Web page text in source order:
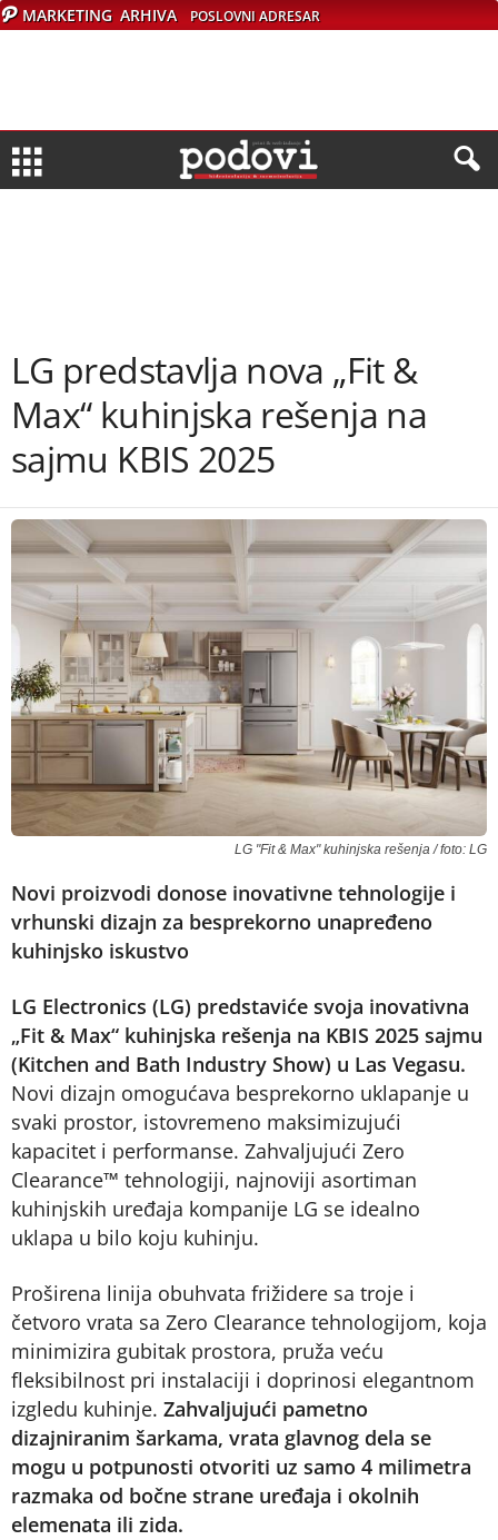
MARKETING ARHIVA POSLOVNI ADRESAR
LG predstavlja nova „Fit &
Max“ kuhinjska rešenja na
sajmu KBIS 2025
LG "Fit & Max" kuhinjska rešenja / foto: LG
Novi proizvodi donose inovativne tehnologije i
vrhunski dizajn za besprekorno unapređeno
kuhinjsko iskustvo
LG Electronics (LG) predstaviće svoja inovativna
„Fit & Max“ kuhinjska rešenja na KBIS 2025 sajmu
(Kitchen and Bath Industry Show) u Las Vegasu.
Novi dizajn omogućava besprekorno uklapanje u
svaki prostor, istovremeno maksimizujući
kapacitet i performanse. Zahvaljujući Zero
Clearance™ tehnologiji, najnoviji asortiman
kuhinjskih uređaja kompanije LG se idealno
uklapa u bilo koju kuhinju.
Proširena linija obuhvata frižidere sa troje i
četvoro vrata sa Zero Clearance tehnologijom, koja
minimizira gubitak prostora, pruža veću
fleksibilnost pri instalaciji i doprinosi elegantnom
izgledu kuhinje. Zahvaljujući pametno
dizajniranim šarkama, vrata glavnog dela se
mogu u potpunosti otvoriti uz samo 4 milimetra
razmaka od bočne strane uređaja i okolnih
elemenata ili zida.